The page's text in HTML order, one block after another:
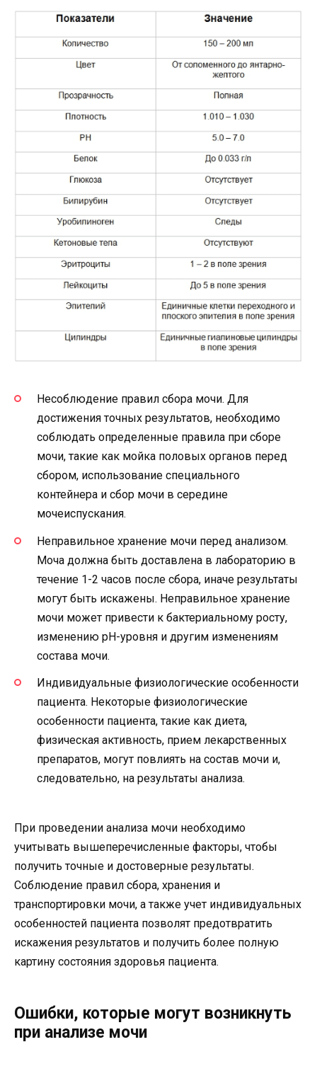
Несоблюдение правил сбора мочи. Для
достижения точных результатов, необходимо
соблюдать определенные правила при сборе
мочи, такие как мойка половых органов перед
сбором, использование специального
контейнера и сбор мочи в середине
мочеиспускания.
Неправильное хранение мочи перед анализом.
Моча должна быть доставлена в лабораторию в
течение 1-2 часов после сбора, иначе результаты
могут быть искажены. Неправильное хранение
мочи может привести к бактериальному росту,
изменению pH-уровня и другим изменениям
состава мочи.
Индивидуальные физиологические особенности
пациента. Некоторые физиологические
особенности пациента, такие как диета,
физическая активность, прием лекарственных
препаратов, могут повлиять на состав мочи и,
следовательно, на результаты анализа.
При проведении анализа мочи необходимо
учитывать вышеперечисленные факторы, чтобы
получить точные и достоверные результаты.
Соблюдение правил сбора, хранения и
транспортировки мочи, а также учет индивидуальных
особенностей пациента позволят предотвратить
искажения результатов и получить более полную
картину состояния здоровья пациента.
Ошибки, которые могут возникнуть
при анализе мочи